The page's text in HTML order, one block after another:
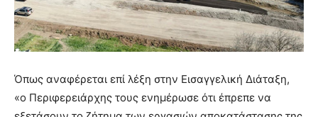
Όπως αναφέρεται επί λέξη στην Εισαγγελική Διάταξη,
«ο Περιφερειάρχης τους ενημέρωσε ότι έπρεπε να